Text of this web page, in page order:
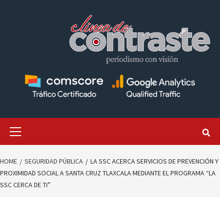
HOME SEGURIDAD PÚBLICA
LA SSC ACERCA SERVICIOS DE PREVENCIÓN Y
PROXIMIDAD SOCIAL A SANTA CRUZ TLAXCALA MEDIANTE EL PROGRAMA “LA
SSC CERCA DE TI”